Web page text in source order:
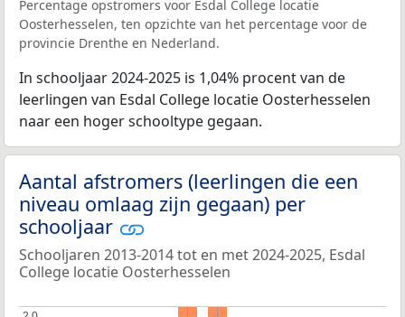
Percentage opstromers voor Esdal College locatie
Oosterhesselen, ten opzichte van het percentage voor de
provincie Drenthe en Nederland.
In schooljaar 2024-2025 is 1,04% procent van de
leerlingen van Esdal College locatie Oosterhesselen
naar een hoger schooltype gegaan.
Aantal afstromers (leerlingen die een
niveau omlaag zijn gegaan) per
schooljaar
Schooljaren 2013-2014 tot en met 2024-2025, Esdal
College locatie Oosterhesselen